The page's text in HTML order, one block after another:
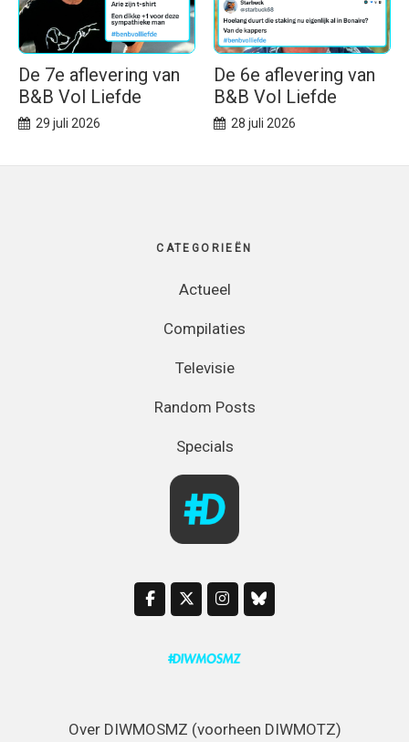
De 7e aflevering van
B&B Vol Liefde
29 juli 2026
De 6e aflevering van
B&B Vol Liefde
28 juli 2026
CATEGORIEËN
Actueel
Compilaties
Televisie
Random Posts
Specials
Over DIWMOSMZ (voorheen DIWMOTZ)